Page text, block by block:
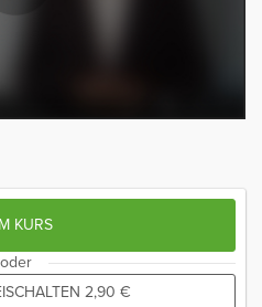
KURS
oder
2,90 €